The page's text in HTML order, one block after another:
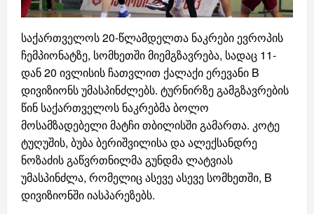
საქართველოს 20-წლამდელთა ნაკრები ევროპის
ჩემპიონატზე, სომხეთში მიემგზავრება, სადაც 11-
დან 20 ივლისის ჩათვლით ქალაქი ერევანი B
დივიზიონს უმასპინძლებს. ტურნირზე გამგზავრების
წინ საქართველოს ნაკრებმა ბოლო
მოსამზადებელი მატჩი თბილისში გამართა. კოტე
ტუღუშის, ბუბა ბერიშვილისა და ალექსანდრე
ნოზაძის გაწვრთნილმა გუნდმა ლატვიას
უმასპინძლა, რომელიც ასევე ასევე სომხეთში, B
დივიზიონში იასპარეზებს.